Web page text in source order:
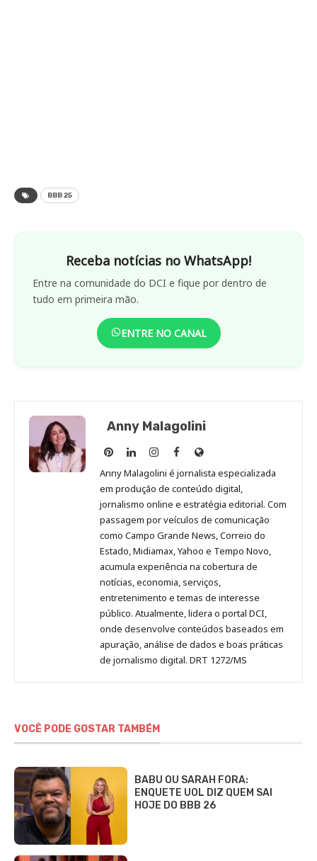
BBB 25
Receba notícias no WhatsApp!
Entre na comunidade do DCI e fique por dentro de
tudo em primeira mão.
ENTRE NO CANAL
Anny Malagolini
Anny
Malagolini
no
Pinterest
Anny
Malagolini
no
LinkedIn
Anny
Malagolini
no
Instagram
Anny
Malagolini
no
Facebook
Site
de
Anny
Malagolini
Anny Malagolini é jornalista especializada
em produção de conteúdo digital,
jornalismo online e estratégia editorial. Com
passagem por veículos de comunicação
como Campo Grande News, Correio do
Estado, Midiamax, Yahoo e Tempo Novo,
acumula experiência na cobertura de
notícias, economia, serviços,
entretenimento e temas de interesse
público. Atualmente, lidera o portal DCI,
onde desenvolve conteúdos baseados em
apuração, análise de dados e boas práticas
de jornalismo digital. DRT 1272/MS
VOCÊ PODE GOSTAR TAMBÉM
BABU OU SARAH FORA:
ENQUETE UOL DIZ QUEM SAI
HOJE DO BBB 26